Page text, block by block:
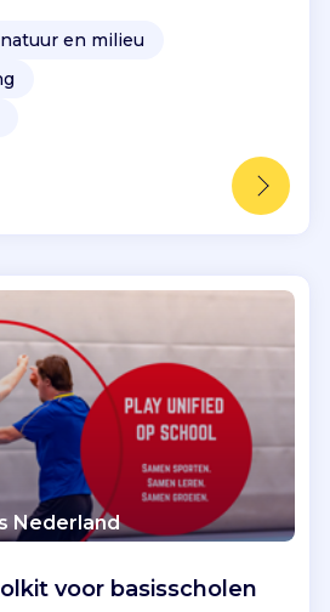
en milieu
Nederland
voor basisscholen